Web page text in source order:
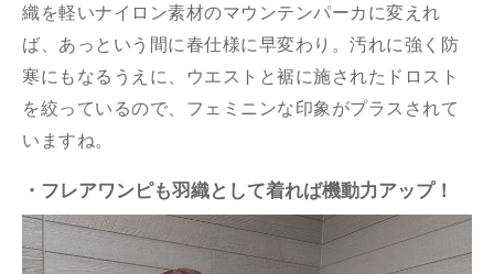
織を軽いナイロン素材のマウンテンパーカに変えれ
ば、あっという間に春仕様に早変わり。汚れに強く防
寒にもなるうえに、ウエストと裾に施されたドロスト
を絞っているので、フェミニンな印象がプラスされて
いますね。
・フレアワンピも羽織として着れば機動力アップ！